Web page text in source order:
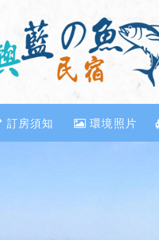
訂房須知 環境照片